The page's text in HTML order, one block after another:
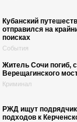
Кубанский
отправился на
поисках
События
Житель Сочи погиб,
Верещагинского
Криминал
РЖД ищут
подходов к